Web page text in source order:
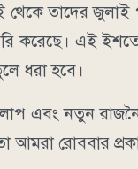
তাদের জুলাই
করেছে। এই
ধরা হবে।
এবং নতুন
আমরা রোববার